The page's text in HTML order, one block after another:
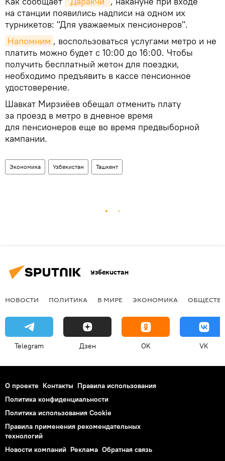
на станции появились надписи на одном их
турникетов: "Для уважаемых пенсионеров".
Напомним , воспользоваться услугами метро и не
платить можно будет с 10:00 до 16:00. Чтобы
получить бесплатный жетон для поездки,
необходимо предъявить в кассе пенсионное
удостоверение.
Шавкат Мирзиёев обещал отменить плату
за проезд в метро в дневное время
для пенсионеров еще во время предвыборной
кампании.
Экономика Узбекистан Ташкент
Узбекистан
НОВОСТИ ПОЛИТИКА В МИРЕ ЭКОНОМИКА
Telegram Дзен OK VK
О проекте Контакты Правила использования
Политика конфиденциальности
Политика использования Cookie
Правила применения рекомендательных
технологий
Новости компаний Реклама Обратная связь